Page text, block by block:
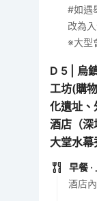
#如遇
改為
※大型
D 5
烏
工坊(購
化遺址
酒店（
大堂水
早餐
酒店內